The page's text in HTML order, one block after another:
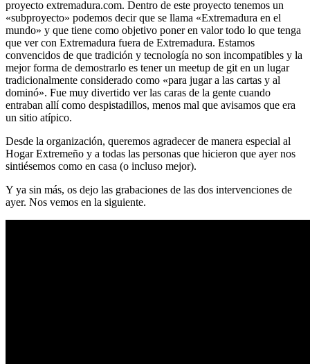
proyecto extremadura.com. Dentro de este proyecto tenemos un
«subproyecto» podemos decir que se llama «Extremadura en el
mundo» y que tiene como objetivo poner en valor todo lo que tenga
que ver con Extremadura fuera de Extremadura. Estamos
convencidos de que tradición y tecnología no son incompatibles y la
mejor forma de demostrarlo es tener un meetup de git en un lugar
tradicionalmente considerado como «para jugar a las cartas y al
dominó». Fue muy divertido ver las caras de la gente cuando
entraban allí como despistadillos, menos mal que avisamos que era
un sitio atípico.
Desde la organización, queremos agradecer de manera especial al
Hogar Extremeño y a todas las personas que hicieron que ayer nos
sintiésemos como en casa (o incluso mejor).
Y ya sin más, os dejo las grabaciones de las dos intervenciones de
ayer. Nos vemos en la siguiente.